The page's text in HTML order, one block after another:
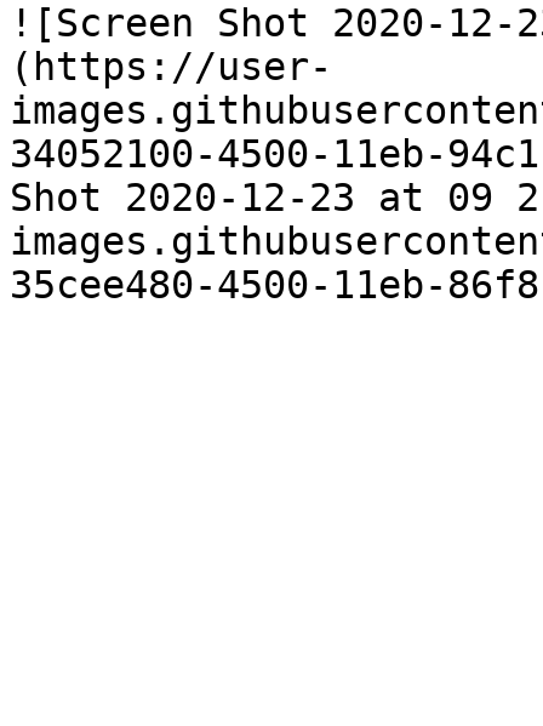
![Screen Shot 2020-
(https://user-
34052100-4500-11eb-
Shot 2020-12-23 at